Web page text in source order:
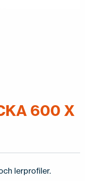
600 X
lerprofiler.